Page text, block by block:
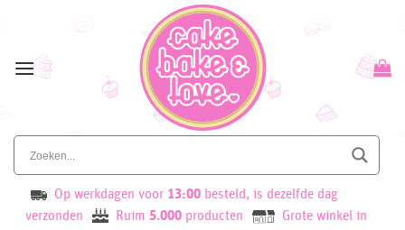
content
Op werkdagen voor 13:00 besteld, is dezelfde dag
verzonden
Ruim 5.000 producten
Grote winkel in